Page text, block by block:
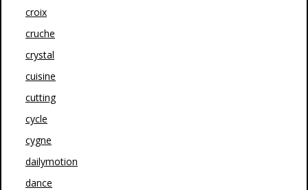
croix
cruche
crystal
cuisine
cutting
cycle
cygne
dailymotion
dance